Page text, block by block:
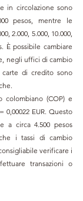
in circolazione sono
pesos, mentre le
2.000, 5.000, 10.000,
È possibile cambiare
negli uffici di cambio
di credito sono
(COP) e
0,00022 EUR. Questo
a circa 4.500 pesos
i tassi di cambio
verificare i
transazioni o